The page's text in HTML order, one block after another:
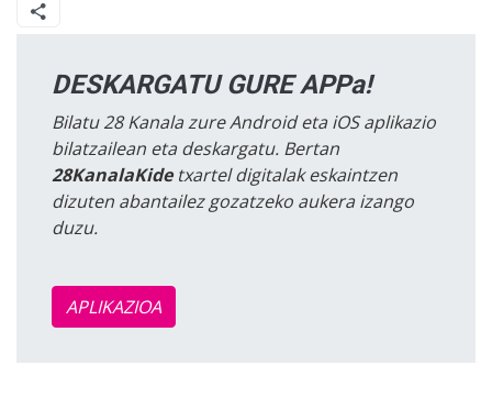
DESKARGATU GURE APPa!
Bilatu 28 Kanala zure Android eta iOS aplikazio
bilatzailean eta deskargatu. Bertan
28KanalaKidetxartel digitalak eskaintzen
dizuten abantailez gozatzeko aukera izango
duzu.
APLIKAZIOA